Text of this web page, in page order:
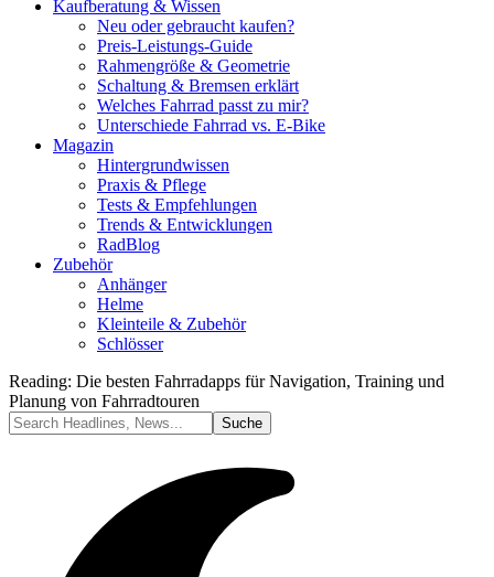
Kaufberatung & Wissen
Neu oder gebraucht kaufen?
Preis-Leistungs-Guide
Rahmengröße & Geometrie
Schaltung & Bremsen erklärt
Welches Fahrrad passt zu mir?
Unterschiede Fahrrad vs. E-Bike
Magazin
Hintergrundwissen
Praxis & Pflege
Tests & Empfehlungen
Trends & Entwicklungen
RadBlog
Zubehör
Anhänger
Helme
Kleinteile & Zubehör
Schlösser
Reading: Die besten Fahrradapps für Navigation, Training und
Planung von Fahrradtouren